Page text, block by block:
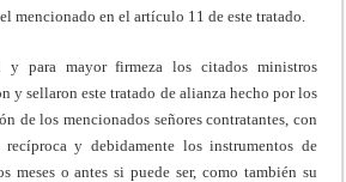
mencionado en el artículo 11 de este tratado.
para mayor firmeza los citados ministros
y sellaron este tratado de alianza hecho por los
de los mencionados señores contratantes, con
recíproca y debidamente los instrumentos de
meses o antes si puede ser, como también su